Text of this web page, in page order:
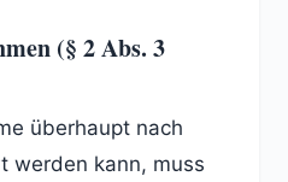
(§ 2 Abs. 3
überhaupt nach
werden kann, muss